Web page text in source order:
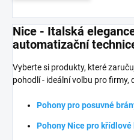
Nice - Italská
automatizační
Vyberte si produkty, které
pohodlí - ideální volbu pro firmy,
Pohony pro posuvné
Pohony Nice pro křídlové